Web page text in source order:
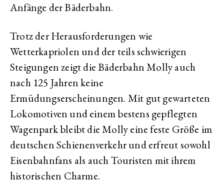
Anfänge der Bäderbahn.
Trotz der Herausforderungen wie
Wetterkapriolen und der teils schwierigen
Steigungen zeigt die Bäderbahn Molly auch
nach 125 Jahren keine
Ermüdungserscheinungen. Mit gut gewarteten
Lokomotiven und einem bestens gepflegten
Wagenpark bleibt die Molly eine feste Größe im
deutschen Schienenverkehr und erfreut sowohl
Eisenbahnfans als auch Touristen mit ihrem
historischen Charme.